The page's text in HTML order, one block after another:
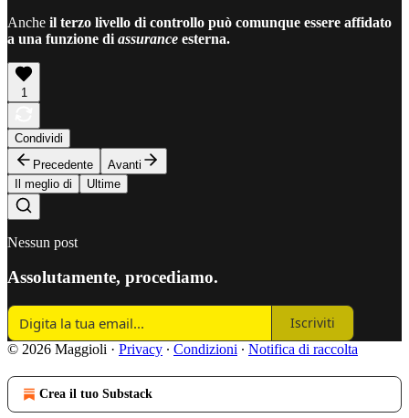
Anche il terzo livello di controllo può comunque essere affidato
a una funzione di assurance esterna.
1
Condividi
Precedente
Avanti
Il meglio di
Ultime
Nessun post
Assolutamente, procediamo.
Iscriviti
© 2026 Maggioli · Privacy ∙ Condizioni ∙ Notifica di raccolta
Crea il tuo Substack